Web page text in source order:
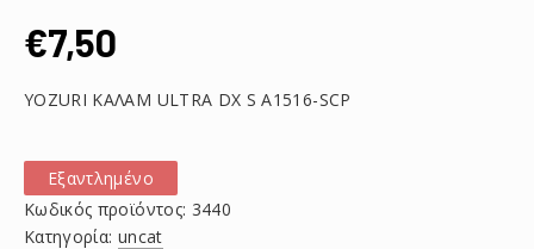
€7,50
YOZURI ΚΑΛΑΜ ULTRA DX S A1516-SCP
Εξαντλημένο
Κωδικός προϊόντος: 3440
Κατηγορία: uncat